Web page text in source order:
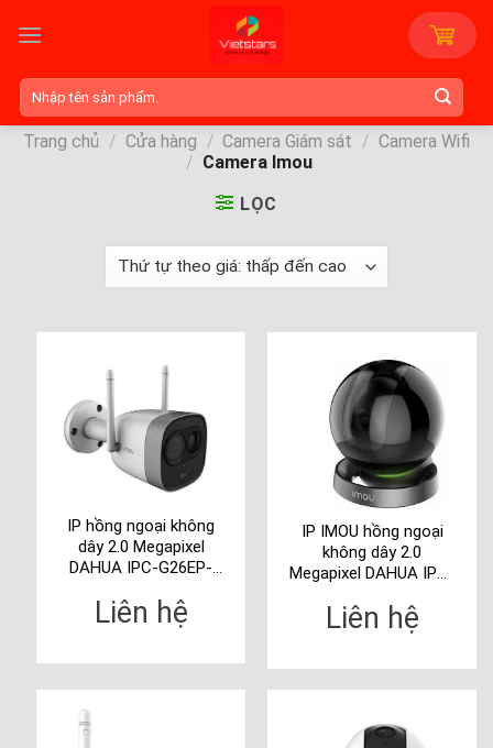
Tìm
kiếm:
Trang chủ / Cửa hàng / Camera Giám sát / Camera Wifi
/ Camera Imou
LỌC
IP hồng ngoại không
dây 2.0 Megapixel
DAHUA IPC-G26EP-
Liên hệ
IP IMOU hồng ngoại
không dây 2.0
Megapixel DAHUA IPC-
Liên hệ